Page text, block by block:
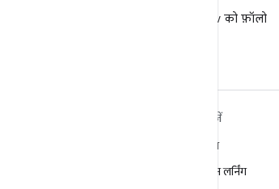
X पर @AndroidDev को फ़ॉलो
खोजें
गेमिंग
मशीन लर्निंग